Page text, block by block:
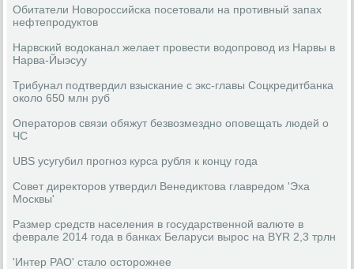
Обитатели Новороссийска посетовали на противный запах
нефтепродуктов
Нарвский водоканал желает провести водопровод из Нарвы в
Нарва-Йыэсуу
Трибунал подтвердил взыскание с экс-главы Соцкредитбанка
около 650 млн руб
Операторов связи обяжут безвозмездно оповещать людей о
ЧС
UBS усугубил прогноз курса рубля к концу года
Совет директоров утвердил Венедиктова главредом 'Эха
Москвы'
Размер средств населения в государственной валюте в
феврале 2014 года в банках Беларуси вырос на BYR 2,3 трлн
'Интер РАО' стало осторожнее